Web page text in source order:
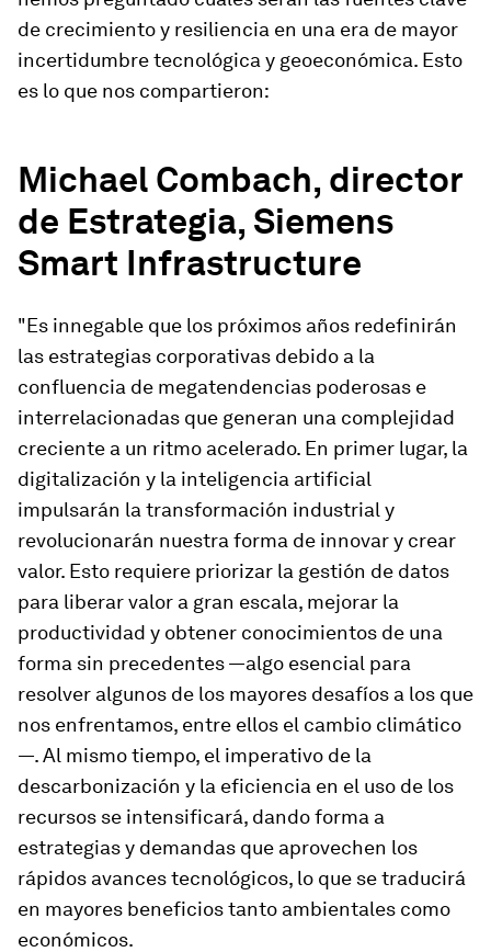
de crecimiento y resiliencia en una era de mayor
incertidumbre tecnológica y geoeconómica. Esto
es lo que nos compartieron:
Michael Combach, director
de Estrategia, Siemens
Smart Infrastructure
"Es innegable que los próximos años redefinirán
las estrategias corporativas debido a la
confluencia de megatendencias poderosas e
interrelacionadas que generan una complejidad
creciente a un ritmo acelerado. En primer lugar, la
digitalización y la inteligencia artificial
impulsarán la transformación industrial y
revolucionarán nuestra forma de innovar y crear
valor. Esto requiere priorizar la gestión de datos
para liberar valor a gran escala, mejorar la
productividad y obtener conocimientos de una
forma sin precedentes —algo esencial para
resolver algunos de los mayores desafíos a los que
nos enfrentamos, entre ellos el cambio climático
—. Al mismo tiempo, el imperativo de la
descarbonización y la eficiencia en el uso de los
recursos se intensificará, dando forma a
estrategias y demandas que aprovechen los
rápidos avances tecnológicos, lo que se traducirá
en mayores beneficios tanto ambientales como
económicos.